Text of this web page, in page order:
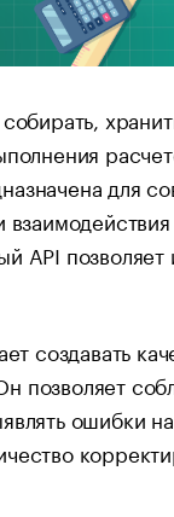
для
API
создавать
позволяет
ошибки